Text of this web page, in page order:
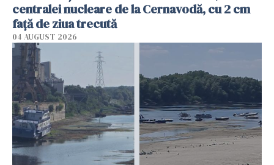
centralei nucleare de la Cernavodă, cu 2 cm
faţă de ziua trecută
04 AUGUST 2026